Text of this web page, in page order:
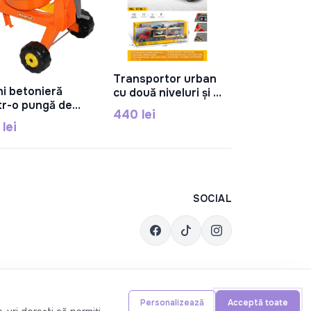
În Coș
betonieră
o pungă de
56542
lei
În Coș
Transportor urban
cu două niveluri și 4
mașini de curse,
inerțial, lumină,
roți negre, plastic,
440 lei
SOCIAL
Personalizează Acceptă toate